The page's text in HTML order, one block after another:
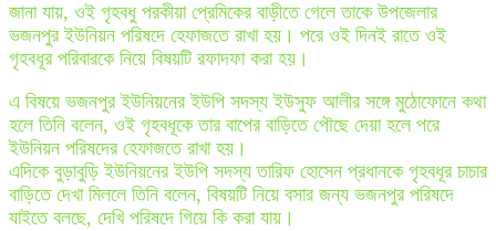
জানা যায়, ওই গৃহবধু পরকীয়া প্রেমিকের বাড়ীতে গেলে তাকে উপজেলার
ভজনপুর ইউনিয়ন পরিষদে হেফাজতে রাখা হয়। পরে ওই দিনই রাতে ওই
গৃহবধূর পরিবারকে নিয়ে বিষয়টি রফাদফা করা হয়।
এ বিষয়ে ভজনপুর ইউনিয়নের ইউপি সদস্য ইউসুফ আলীর সঙ্গে মুঠোফোনে কথা
হলে তিনি বলেন, ওই গৃহবধূকে তার বাপের বাড়িতে পৌছে দেয়া হলে পরে
ইউনিয়ন পরিষদের হেফাজতে রাখা হয়।
এদিকে বুড়াবুড়ি ইউনিয়নের ইউপি সদস্য তারিফ হোসেন প্রধানকে গৃহবধূর চাচার
বাড়িতে দেখা মিললে তিনি বলেন, বিষয়টি নিয়ে বসার জন্য ভজনপুর পরিষদে
যাইতে বলছে, দেখি পরিষদে গিয়ে কি করা যায়।